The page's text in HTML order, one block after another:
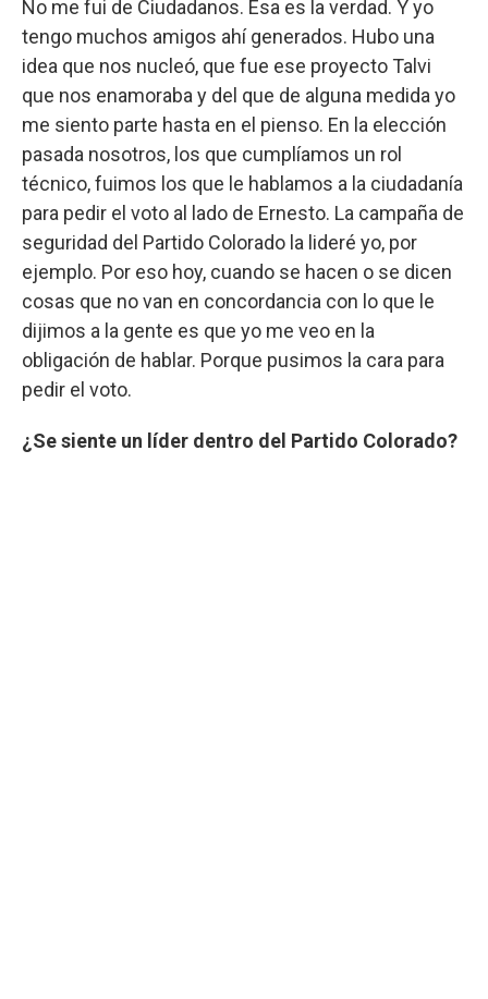
No me fui de Ciudadanos. Esa es la verdad. Y yo
tengo muchos amigos ahí generados. Hubo una
idea que nos nucleó, que fue ese proyecto Talvi
que nos enamoraba y del que de alguna medida yo
me siento parte hasta en el pienso. En la elección
pasada nosotros, los que cumplíamos un rol
técnico, fuimos los que le hablamos a la ciudadanía
para pedir el voto al lado de Ernesto. La campaña de
seguridad del Partido Colorado la lideré yo, por
ejemplo. Por eso hoy, cuando se hacen o se dicen
cosas que no van en concordancia con lo que le
dijimos a la gente es que yo me veo en la
obligación de hablar. Porque pusimos la cara para
pedir el voto.
¿Se siente un líder dentro del Partido Colorado?